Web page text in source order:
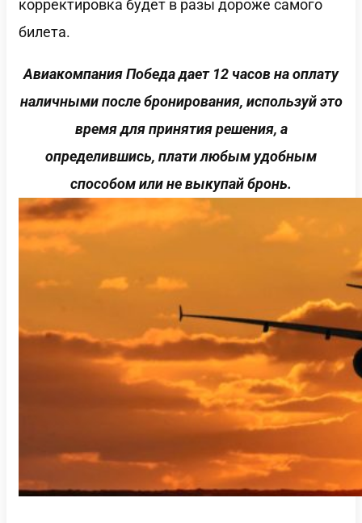
корректировка будет в разы дороже самого
билета.
Авиакомпания Победа дает 12 часов на оплату
наличными после бронирования, используй это
время для принятия решения, а
определившись, плати любым удобным
способом или не выкупай бронь.